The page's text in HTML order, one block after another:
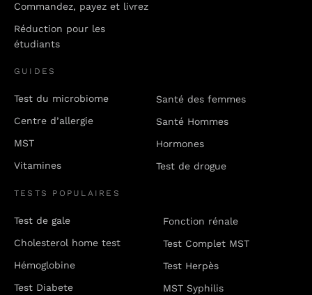
Commandez, payez et livrez
Réduction pour les
étudiants
GUIDES
Test du microbiome
Centre d’allergie
MST
Vitamines
Santé des femmes
Santé Hommes
Hormones
Test de drogue
TESTS POPULAIRES
Test de gale
Cholesterol home test
Hémoglobine
Test Diabete
Fonction rénale
Test Complet MST
Test Herpès
MST Syphilis